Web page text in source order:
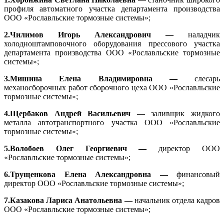
профиля автоматного участка департамента производства
ООО «Рославльские тормозные системы»;
2.Чилимов Игорь Александрович — наладчик
холодноштамповочного оборудования прессового участка
департамента производства ООО «Рославльские тормозные
системы»;
3.Мишина Елена Владимировна — слесарь
механосборочных работ сборочного цеха ООО «Рославльские
тормозные системы»;
4.Щербаков Андрей Васильевич — заливщик жидкого
металла автотранспортного участка ООО «Рославльские
тормозные системы»;
5.Волобоев Олег Георгиевич —директор ООО
«Рославльские тормозные системы»;
6.Трущенкова Елена Александровна — финансовый
директор ООО «Рославльские тормозные системы»;
7.Казакова Лариса Анатольевна —начальник отдела кадров
ООО «Рославльские тормозные системы»;